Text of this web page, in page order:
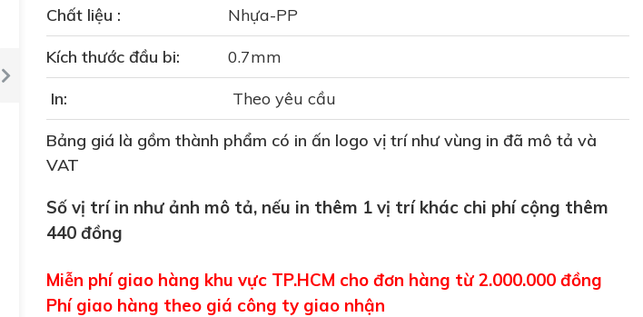
Chất liệu :
Nhựa-PP
Kích thước đầu bi:
0.7mm
In:
Theo yêu cầu
Bảng giá là gồm thành phẩm có in ấn logo vị trí như vùng in đã mô tả và
VAT
Số vị trí in như ảnh mô tả, nếu in thêm 1 vị trí khác chi phí cộng thêm
440 đồng
Miễn phí giao hàng khu vực TP.HCM cho đơn hàng từ 2.000.000 đồng
Phí giao hàng theo giá công ty giao nhận